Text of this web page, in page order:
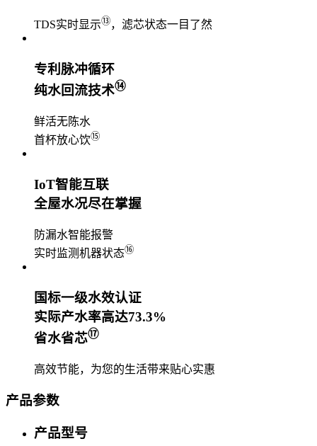
TDS实时显示⑬，滤芯状态一目了然
专利脉冲循环
纯水回流技术⑭
鲜活无陈水
首杯放心饮⑮
IoT智能互联
全屋水况尽在掌握
防漏水智能报警
实时监测机器状态⑯
国标一级水效认证
实际产水率高达73.3%
省水省芯⑰
高效节能，为您的生活带来贴心实惠
产品参数
产品型号